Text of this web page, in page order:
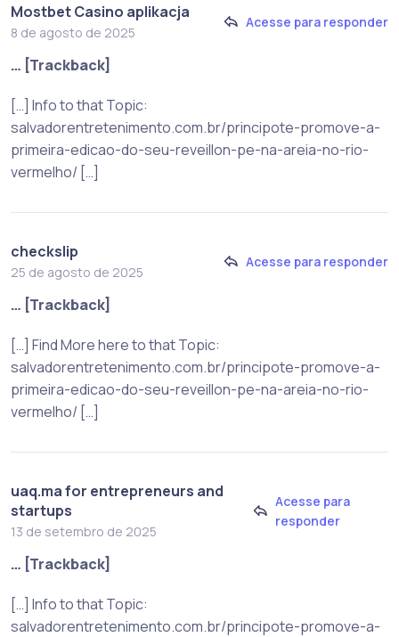
Mostbet Casino aplikacja
8 de agosto de 2025
Acesse para responder
… [Trackback]
[…] Info to that Topic:
salvadorentretenimento.com.br/principote-promove-a-
primeira-edicao-do-seu-reveillon-pe-na-areia-no-rio-
vermelho/ […]
checkslip
25 de agosto de 2025
Acesse para responder
… [Trackback]
[…] Find More here to that Topic:
salvadorentretenimento.com.br/principote-promove-a-
primeira-edicao-do-seu-reveillon-pe-na-areia-no-rio-
vermelho/ […]
uaq.ma for entrepreneurs and
startups
13 de setembro de 2025
Acesse para
responder
… [Trackback]
[…] Info to that Topic:
salvadorentretenimento.com.br/principote-promove-a-